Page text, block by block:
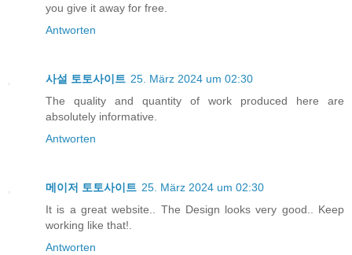
you give it away for free.
Antworten
사설 토토사이트 25. März 2024 um 02:30
The quality and quantity of work produced here are
absolutely informative.
Antworten
메이저 토토사이트 25. März 2024 um 02:30
It is a great website.. The Design looks very good.. Keep
working like that!.
Antworten